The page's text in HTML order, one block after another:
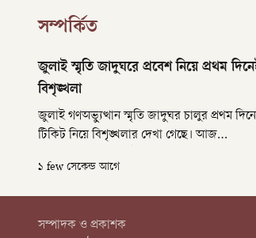
সম্পর্কিত
জুলাই স্মৃতি জাদুঘরে প্রবেশ নিয়ে প্রথম
বিশৃঙ্খলা
জুলাই গণঅভ্যুত্থান স্মৃতি জাদুঘর চালুর প্রথম
টিকিট নিয়ে বিশৃঙ্খলার দেখা গেছে। আজ
উন্মুক্ত হলেও টিকিট জটিলতায় দীর্ঘ অপেক্ষায়ও
১ few সেকেন্ড আগে
সম্পাদক ও প্রকাশক